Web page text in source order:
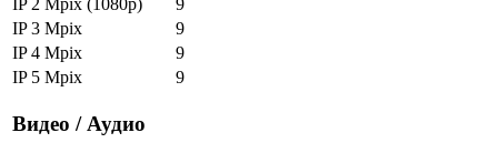
IP 3 Mpix
9
IP 4 Mpix
9
IP 5 Mpix
9
Видео / Аудио